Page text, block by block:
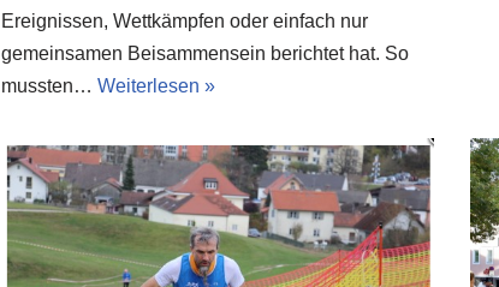
Ereignissen, Wettkämpfen oder einfach nur
gemeinsamen Beisammensein berichtet hat. So
mussten… Weiterlesen »